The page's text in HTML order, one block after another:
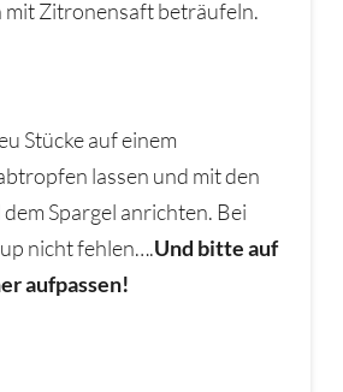
mit Zitronensaft beträufeln.
Stücke auf einem
lassen und mit den
Spargel anrichten. Bei
nicht fehlen….Und bitte auf
aufpassen!